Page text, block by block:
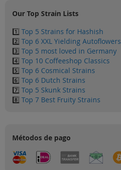
Our Top Strain Lists
1️⃣ Top 5 Strains for Hashish
2️⃣ Top 6 XXL Yielding Autoflowers
3️⃣ Top 5 most loved in Germany
4️⃣ Top 10 Coffeeshop Classics
5️⃣ Top 6 Cosmical Strains
6️⃣ Top 6 Dutch Strains
7️⃣ Top 5 Skunk Strains
8️⃣ Top 7 Best Fruity Strains
Métodos de pago